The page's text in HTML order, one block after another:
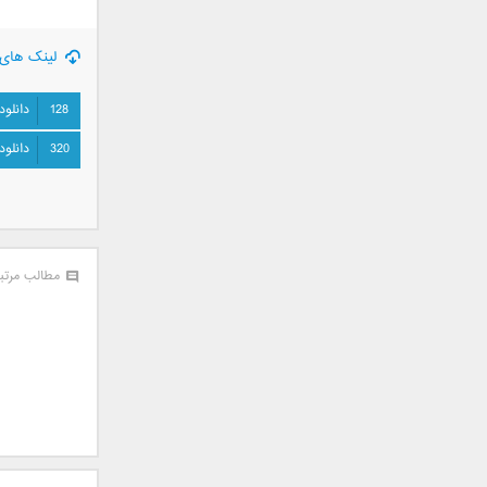
لینک
128
320
مطالب